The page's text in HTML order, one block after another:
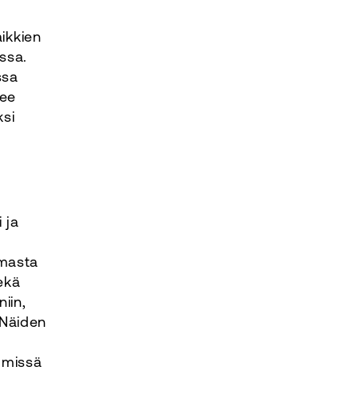
ja